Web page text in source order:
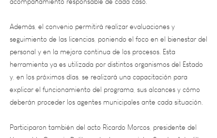
Además, el convenio permitirá realizar evaluaciones y
seguimiento de las licencias, poniendo el foco en el bienestar del
personal y en la mejora continua de los procesos. Esta
herramienta ya es utilizada por distintos organismos del Estado
y, en los próximos días, se realizará una capacitación para
explicar el funcionamiento del programa, sus alcances y cómo
deberán proceder los agentes municipales ante cada situación.
Participaron también del acto Ricardo Morcos, presidente del
Honorable Concejo Deliberante; los concejales Sandra Astudillo,